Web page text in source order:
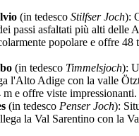
(in tedesco Stilfser Joch):
passi asfaltati più alti delle
popolare e offre 48
(in tedesco Timmelsjoch):
l'Alto Adige con la valle
m e offre viste impressionanti.
(in tedesco Penser Joch):
la Val Sarentino con la